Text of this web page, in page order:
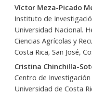
Contenido
principal
del
artículo
Víctor Meza-Picado
Instituto de
Universidad Nacional.
Ciencias Agrícolas y
Costa Rica, San José,
Cristina Chinchilla-
Centro de
Universidad de Costa